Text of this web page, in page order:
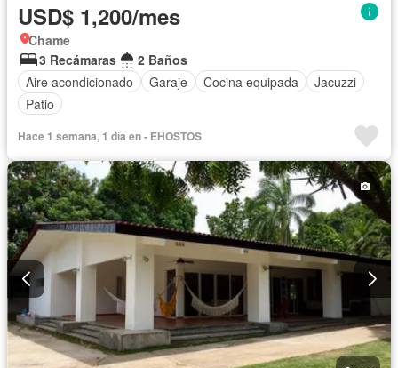
USD$ 1,200/mes
Chame
3 Recámaras
2 Baños
Aire acondicionado
Garaje Cocina equipada
Jacuzzi
Patio
Hace 1 semana, 1 día en - EHOSTOS